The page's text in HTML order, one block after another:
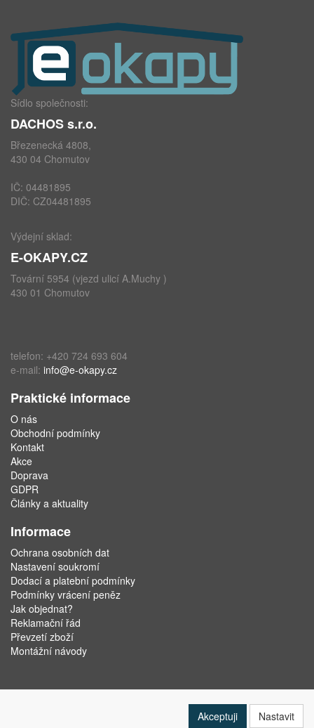
Sídlo společnosti:
DACHOS s.r.o.
Březenecká 4808,
430 04 Chomutov
IČ: 04481895
DIČ: CZ04481895
Výdejní sklad:
E-OKAPY.CZ
Tovární 5954 (vjezd ulicí A.Muchy )
430 01 Chomutov
telefon: +420 724 693 604
e-mail: info@e-okapy.cz
Praktické informace
O nás
Obchodní podmínky
Kontakt
Akce
Doprava
GDPR
Články a aktuality
Informace
Ochrana osobních dat
Nastavení soukromí
Dodací a platební podmínky
Podmínky vrácení peněz
Jak objednat?
Reklamační řád
Převzetí zboží
Montážní návody
Akceptuji Nastavit